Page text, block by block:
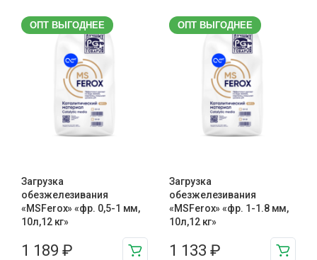
ОПТ ВЫГОДНЕЕ
Загрузка
обезжелезивания
«MSFerox» «фр. 0,5-1 мм,
10л,12 кг»
1 189 ₽
ОПТ ВЫГОДНЕЕ
Загрузка
обезжелезивания
«MSFerox» «фр. 1-1.8 мм,
10л,12 кг»
1 133 ₽